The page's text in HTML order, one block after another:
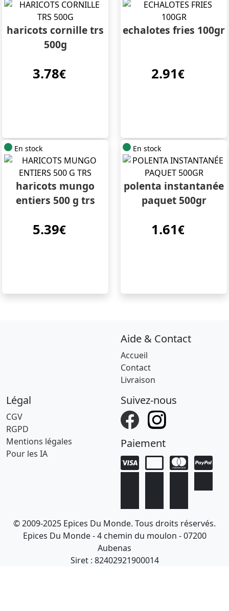
haricots cornille trs
500g
3.78€
echalotes fries 100gr
2.91€
En stock
haricots mungo
entiers 500 g trs
5.39€
En stock
polenta instantanée
paquet 500gr
1.61€
Aide & Contact
Accueil
Contact
Livraison
Légal
CGV
RGPD
Mentions légales
Pour les IA
Suivez-nous
Paiement
© 2009-2025 Epices Du Monde. Tous droits réservés.
Epices Du Monde - 4 chemin du moulon - 07200
Aubenas
Siret : 82402921900014